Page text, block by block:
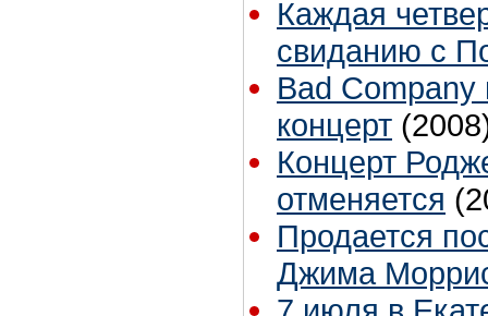
Каждая
свиданию с
Bad Company
концерт
Концерт
отменяется
Продается
Джима